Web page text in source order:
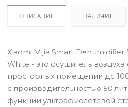
ОПИСАНИЕ НАЛИЧИЕ
Xiaomi Mijia Smart Dehumidifier
White - это осушитель
просторных помещений до
с производительностью 50
функции ультрафиолетовой